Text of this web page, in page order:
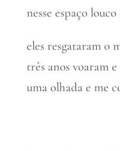
nesse espaço
eles resgataram o
três anos voaram
uma olhada e me